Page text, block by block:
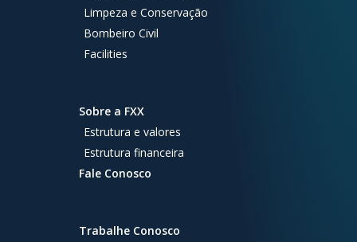
Limpeza e Conservação
Bombeiro Civil
Facilities
Sobre a FXX
Estrutura e valores
Estrutura financeira
Fale Conosco
Trabalhe Conosco